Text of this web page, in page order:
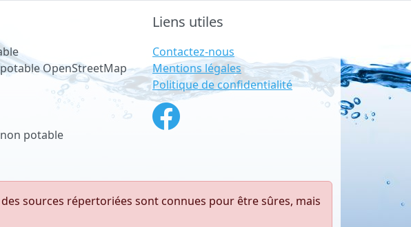
OpenStreetMap
potable
Liens utiles
Contactez-nous
Mentions légales
Politique de confidentialité
sources répertoriées sont connues pour être sûres, mais